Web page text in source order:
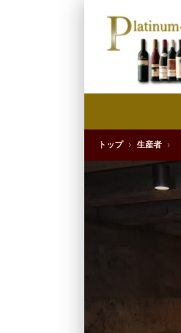
トップ › 生産者 ›